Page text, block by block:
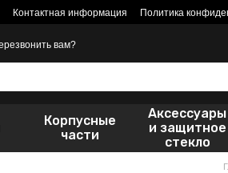
Контактная информация Политика
вам?
Корпусные
части
Аксессуары
и защитное
стекло